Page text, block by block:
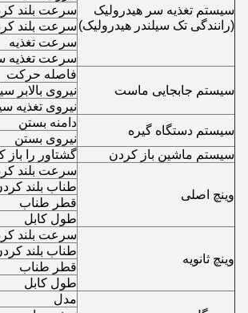
سیستم تغذیه سر هیدرولیک
(رانندگی تک سیلندر هیدرولیک)
سرعت بلند
سرعت بلند
سرعت تغذیه
سرعت تغذیه
سیستم جابجایی ماست
فاصله حرکت
نیروی بالابر
نیروی تغذیه
سیستم دستگاه گیره
دامنه بستن
نیروی بستن
سیستم ماشین باز کردن
گشتاور را باز
وینچ اصلی
سرعت بلند
طناب بلند
قطر طناب
طول کابل
وینچ ثانویه
سرعت بلند
طناب بلند
قطر طناب
طول کابل
مدل